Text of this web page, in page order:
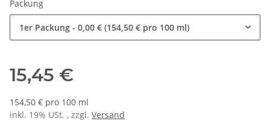
Packung
1er Packung - 0,00 € (154,50 € pro 100 ml)
15,45 €
154,50 € pro 100 ml
inkl. 19% USt. , zzgl. Versand